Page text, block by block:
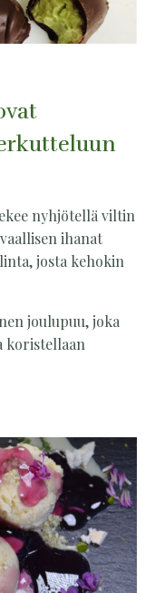
nyhjötellä viltin
ihanat
josta kehokin
joulupuu, joka
koristellaan